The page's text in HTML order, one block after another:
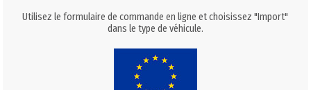
Utilisez le formulaire de commande en ligne et choisissez "Import"
dans le type de véhicule.